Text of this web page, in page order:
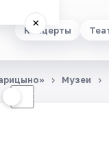
Концерты
×
☾
Музеи